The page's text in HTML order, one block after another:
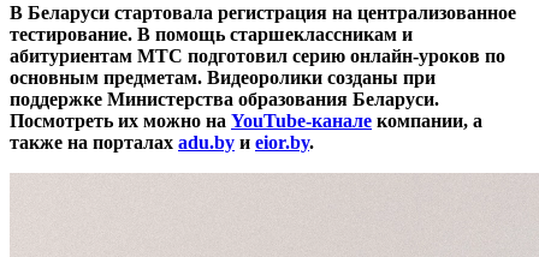
В Беларуси стартовала регистрация на централизованное
тестирование. В помощь старшеклассникам и
абитуриентам МТС подготовил серию онлайн-уроков по
основным предметам. Видеоролики созданы при
поддержке Министерства образования Беларуси.
Посмотреть их можно на YouTube-канале компании, а
также на порталах adu.by и eior.by.